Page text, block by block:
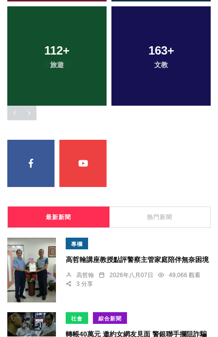
112+
旅遊
163+
文教
最新新聞 熱門新聞
專欄
高哲翰講座教授點評警察主管家庭陪伴無奈困境
高哲翰 2026年八月07日
49,066 觀看
3 分享
社會 綜合新聞
轉帳40萬元 邀約女網友見面 警銀聯手攔阻詐騙